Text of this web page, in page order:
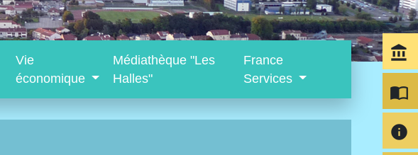
Vie
économique
Médiathèque "Les
Halles"
France
Services
account_balance
import_contacts
info